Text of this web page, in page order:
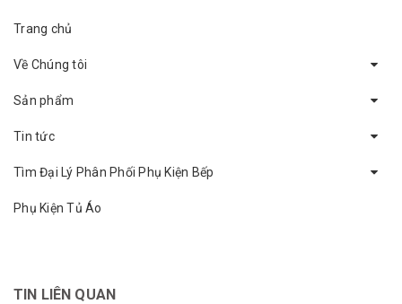
Trang chủ
Về Chúng tôi
Sản phẩm
Tin tức
Tìm Đại Lý Phân Phối Phụ Kiện Bếp
Phụ Kiện Tủ Áo
TIN LIÊN QUAN